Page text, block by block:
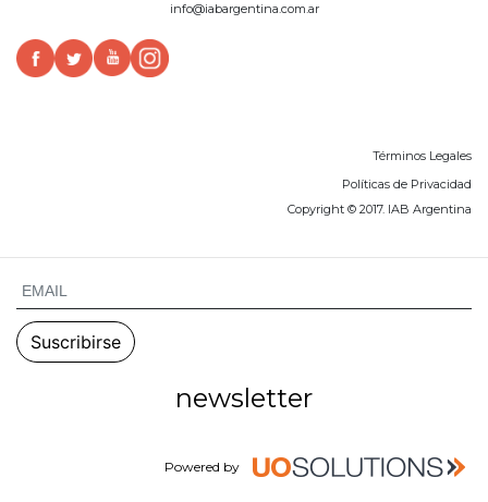
info@iabargentina.com.ar
Términos Legales
Políticas de Privacidad
Copyright © 2017. IAB Argentina
newsletter
Powered by